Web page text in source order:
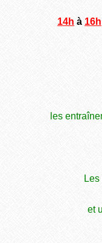
14h à 16h
les
et